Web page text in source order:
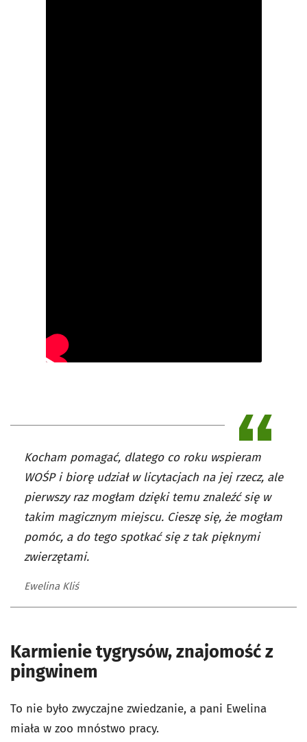
Kocham pomagać, dlatego co roku wspieram
WOŚP i biorę udział w licytacjach na jej rzecz, ale
pierwszy raz mogłam dzięki temu znaleźć się w
takim magicznym miejscu. Cieszę się, że mogłam
pomóc, a do tego spotkać się z tak pięknymi
zwierzętami.
Ewelina Kliś
Karmienie tygrysów, znajomość z
pingwinem
To nie było zwyczajne zwiedzanie, a pani Ewelina
miała w zoo mnóstwo pracy.